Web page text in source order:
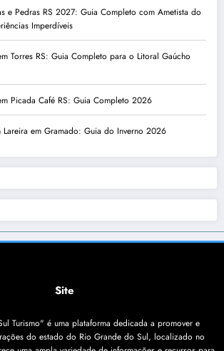
e Pedras RS 2027: Guia Completo com Ametista do
Imperdíveis
Torres RS: Guia Completo para o Litoral Gaúcho
Picada Café RS: Guia Completo 2026
Lareira em Gramado: Guia do Inverno 2026
Site
Turismo" é uma plataforma dedicada a promover e
do estado do Rio Grande do Sul, localizado no